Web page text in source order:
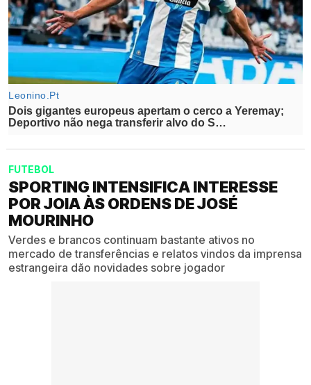
FUTEBOL
SPORTING INTENSIFICA INTERESSE
POR JOIA ÀS ORDENS DE JOSÉ
MOURINHO
Verdes e brancos continuam bastante ativos no
mercado de transferências e relatos vindos da imprensa
estrangeira dão novidades sobre jogador